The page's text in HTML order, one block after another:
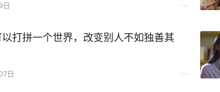
日
打拼一个世界，改变别人不如独善其
日